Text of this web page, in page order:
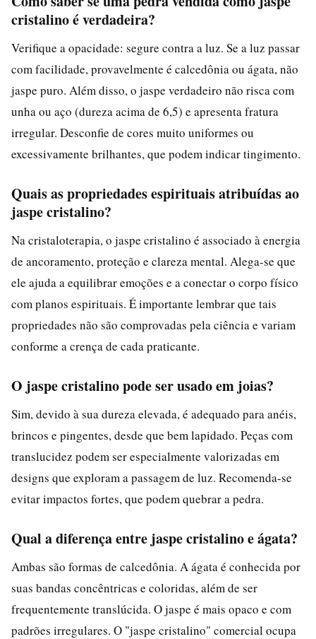
cristalino é verdadeira?
Verifique a opacidade: segure contra a luz. Se a luz passar
com facilidade, provavelmente é calcedônia ou ágata, não
jaspe puro. Além disso, o jaspe verdadeiro não risca com
unha ou aço (dureza acima de 6,5) e apresenta fratura
irregular. Desconfie de cores muito uniformes ou
excessivamente brilhantes, que podem indicar tingimento.
Quais as propriedades espirituais atribuídas ao
jaspe cristalino?
Na cristaloterapia, o jaspe cristalino é associado à energia
de ancoramento, proteção e clareza mental. Alega-se que
ele ajuda a equilibrar emoções e a conectar o corpo físico
com planos espirituais. É importante lembrar que tais
propriedades não são comprovadas pela ciência e variam
conforme a crença de cada praticante.
O jaspe cristalino pode ser usado em joias?
Sim, devido à sua dureza elevada, é adequado para anéis,
brincos e pingentes, desde que bem lapidado. Peças com
translucidez podem ser especialmente valorizadas em
designs que exploram a passagem de luz. Recomenda-se
evitar impactos fortes, que podem quebrar a pedra.
Qual a diferença entre jaspe cristalino e ágata?
Ambas são formas de calcedônia. A ágata é conhecida por
suas bandas concêntricas e coloridas, além de ser
frequentemente translúcida. O jaspe é mais opaco e com
padrões irregulares. O "jaspe cristalino" comercial ocupa